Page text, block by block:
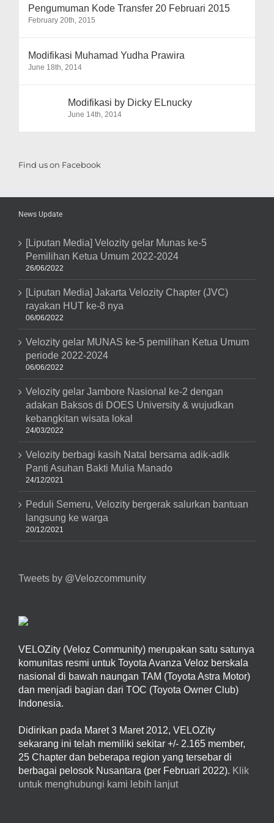
Pengumuman Kode Transfer 20 Februari 2015
February 20th, 2015
Modifikasi Muhamad Yudha Prawira
June 18th, 2014
Modifikasi by Dicky ELnucky
June 14th, 2014
Find us on Facebook
News Update
[Liputan Media] Velozity gelar Munas ke-5
Pemilihan Ketua Umum 2022-2024
26/06/2022
[Liputan Media] Jakarta Velozity Chapter (JVC)
rayakan HUT ke-8 nya
06/06/2022
Velozity gelar MUNAS ke-5 pemilihan Ketua Umum
periode 2022-2024
06/06/2022
Velozity gelar Jambore Nasional ke-2 dengan
adakan Baksos di DOES University & wujudkan
kebangkitan wisata lokal
24/03/2022
Velozity berbagi kasih Natal bersama adik-adik
Panti Asuhan Bakti Mulia Manado
24/12/2021
Peduli Semeru, Velozity bergerak salurkan bantuan
langsung ke warga
20/12/2021
Tweets by @Velozcommunity
VELOZity (Veloz Community) merupakan satu satunya
komunitas resmi untuk Toyota Avanza Veloz berskala
nasional di bawah naungan TAM (Toyota Astra Motor)
dan menjadi bagian dari TOC (Toyota Owner Club)
Indonesia.
Didirikan pada Maret 3 Maret 2012, VELOZity
sekarang ini telah memiliki sekitar +/- 2.165 member,
25 Chapter dan beberapa region yang tersebar di
berbagai pelosok Nusantara (per Februari 2022). Klik
untuk menghubungi kami lebih lanjut